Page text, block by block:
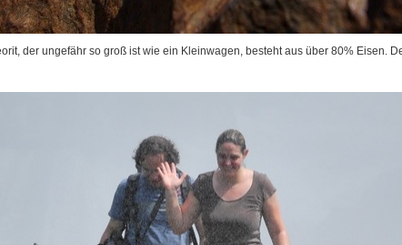
der ungefähr so groß ist wie ein Kleinwagen, besteht aus über 80% Eisen.